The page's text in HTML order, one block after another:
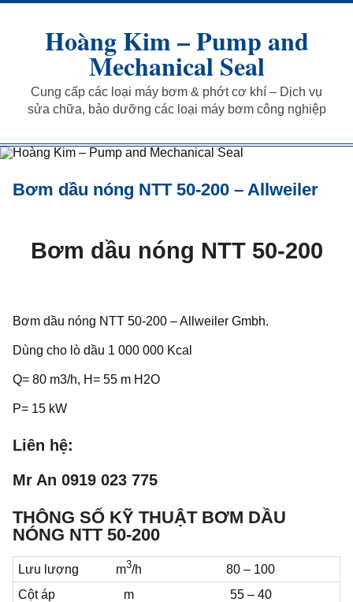
Skip
Hoàng Kim – Pump and
Mechanical Seal
Cung cấp các loại máy bơm & phớt cơ khí – Dịch vụ
sửa chữa, bảo dưỡng các loại máy bơm công nghiệp
Bơm dầu nóng NTT 50-200 – Allweiler
Bơm dầu nóng NTT 50-200
Bơm dầu nóng NTT 50-200 – Allweiler Gmbh.
Dùng cho lò dầu 1 000 000 Kcal
Q= 80 m3/h, H= 55 m H2O
P= 15 kW
Liên hệ:
Mr An 0919 023 775
THÔNG SỐ KỸ THUẬT BƠM DẦU
NÓNG NTT 50-200
Lưu lượng m3/h
80 – 100
Cột áp
m
55 – 40